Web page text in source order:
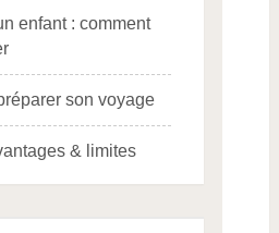
enfant : comment
son voyage
& limites